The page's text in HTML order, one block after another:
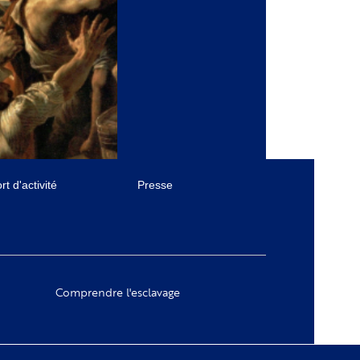
d'activité Presse
Comprendre l'esclavage